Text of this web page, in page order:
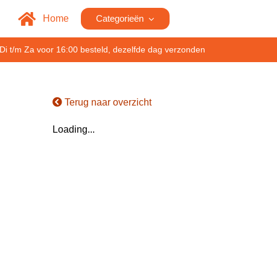
Home Categorieën
t/m Za voor 16:00 besteld, dezelfde dag verzonden
Terug naar overzicht
Loading...